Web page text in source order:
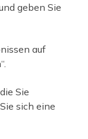
geben Sie
auf
Sie
sich eine